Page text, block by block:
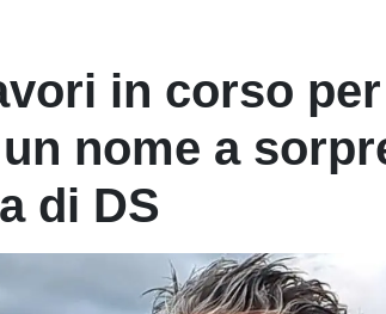
in corso
nome a
di DS